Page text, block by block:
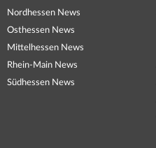
Nordhessen News
Osthessen News
Mittelhessen News
Rhein-Main News
Südhessen News